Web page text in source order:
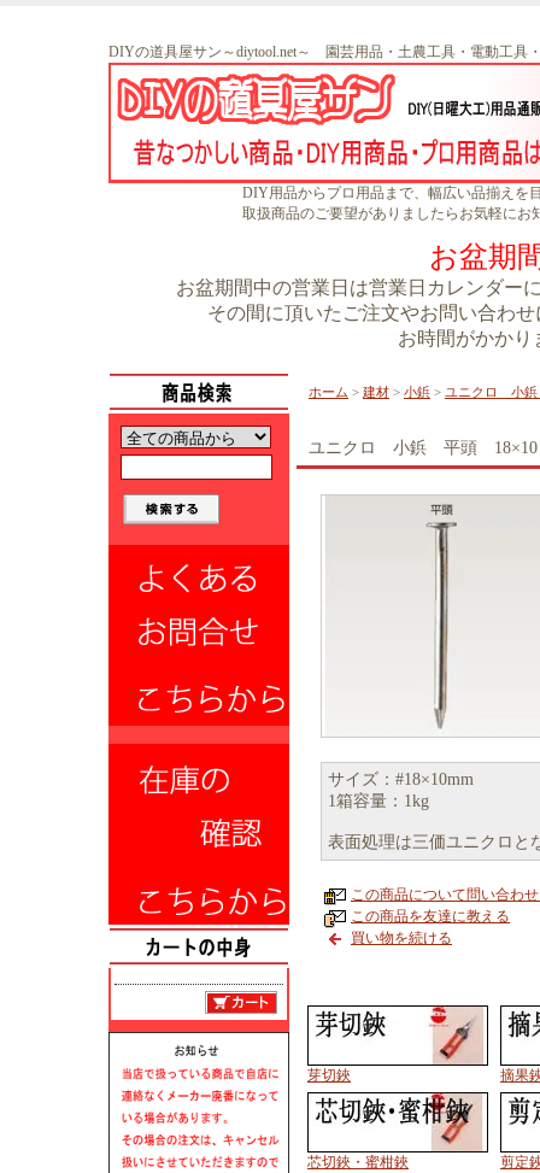
DIYの道具屋サン～diytool.net～ 園芸用品・土農工具・電動工具
DIY用品からプロ用品まで、幅広い品揃えを
取扱商品のご要望がありましたらお気軽にお
お盆期
お盆期間中の営業日は営業日カレンダー
その間に頂いたご注文やお問い合わ
お時間がかかり
ホーム > 建材 > 小鋲 > ユニクロ 小
ユニクロ 小鋲 平頭
サイズ：#18×10mm
1箱容量：1kg
表面処理は三価ユニクロと
この商品について問い合わ
この商品を友達に教える
買い物を続ける
芽切鋏 摘果
芯切鋏・蜜柑鋏 剪定